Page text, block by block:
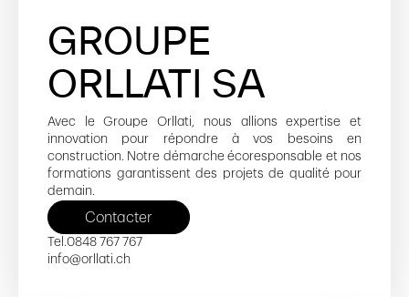
GROUPE
ORLLATI SA
Avec le Groupe Orllati, nous allions expertise et
innovation pour répondre à vos besoins en
construction. Notre démarche écoresponsable et nos
formations garantissent des projets de qualité pour
demain.
Contacter
Tel.0848 767 767
info@orllati.ch